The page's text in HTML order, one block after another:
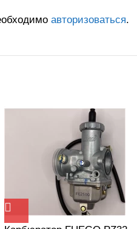
авторизоваться.